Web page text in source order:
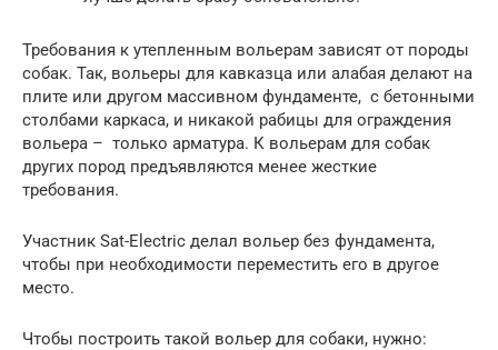
Требования к утепленным вольерам зависят от породы
собак. Так, вольеры для кавказца или алабая делают на
плите или другом массивном фундаменте, с бетонными
столбами каркаса, и никакой рабицы для ограждения
вольера – только арматура. К вольерам для собак
других пород предъявляются менее жесткие
требования.
Участник Sat-Electric делал вольер без фундамента,
чтобы при необходимости переместить его в другое
место.
Чтобы построить такой вольер для собаки, нужно: